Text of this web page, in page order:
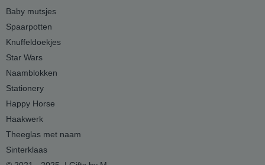
Baby mutsjes
Spaarpotten
Knuffeldoekjes
Star Wars
Naamblokken
Stationery
Happy Horse
Haakwerk
Theeglas met naam
Sinterklaas